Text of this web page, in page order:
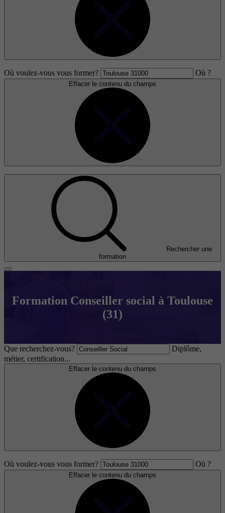
Où voulez-vous vous former? Où ?
Effacer le contenu du champs
Rechercher une
formation
Formation Conseiller social à Toulouse
(31)
Que recherchez-vous?
Diplôme,
métier, certification...
Effacer le contenu du champs
Où voulez-vous vous former? Où ?
Effacer le contenu du champs